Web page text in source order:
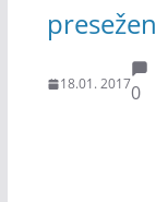
presežen
18.01. 20170